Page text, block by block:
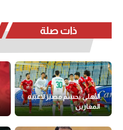
ذات صلة
الأهلي يحسم مصير لاعبيه
المعارين